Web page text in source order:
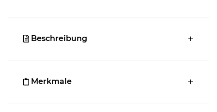
Beschreibung
Merkmale